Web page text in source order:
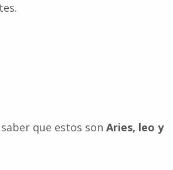
que estos son Aries, leo y